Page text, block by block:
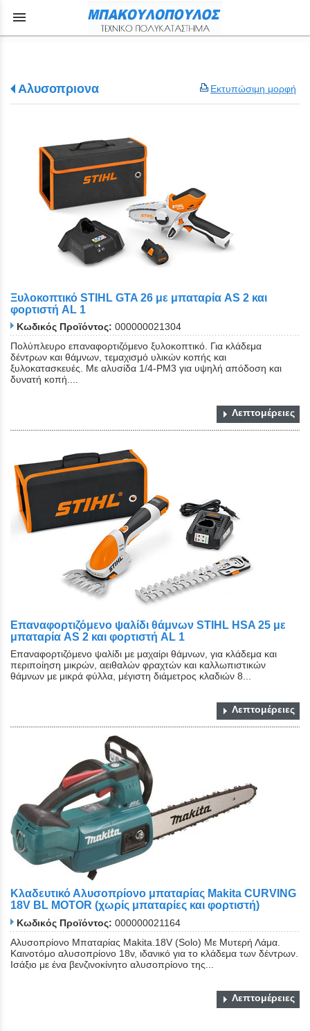
menu
Εκτυπώσιμη μορφή
Αλυσοπριονα
Ξυλοκοπτικό STIHL GTA 26 με μπαταρία AS 2 και
φορτιστή AL 1
Κωδικός Προϊόντος: 000000021304
Πολύπλευρο επαναφορτιζόμενο ξυλοκοπτικό. Για κλάδεμα
δέντρων και θάμνων, τεμαχισμό υλικών κοπής και
ξυλοκατασκευές. Με αλυσίδα 1/4-PM3 για υψηλή απόδοση και
δυνατή κοπή....
Λεπτομέρειες
Επαναφορτιζόμενο ψαλίδι θάμνων STIHL HSA 25 με
μπαταρία AS 2 και φορτιστή AL 1
Επαναφορτιζόμενο ψαλίδι με μαχαίρι θάμνων, για κλάδεμα και
περιποίηση μικρών, αειθαλών φραχτών και καλλωπιστικών
θάμνων με μικρά φύλλα, μέγιστη διάμετρος κλαδιών 8...
Λεπτομέρειες
Κλαδευτικό Αλυσοπρίονο μπαταρίας Makita CURVING
18V BL MOTOR (χωρίς μπαταρίες και φορτιστή)
Κωδικός Προϊόντος: 000000021164
Αλυσοπρίονο Μπαταρίας Makita.18V (Solo) Με Μυτερή Λάμα.
Καινοτόμο αλυσοπρίονο 18v, ιδανικό για το κλάδεμα των δέντρων.
Ισάξιο με ένα βενζινοκίνητο αλυσοπρίονο της...
Λεπτομέρειες